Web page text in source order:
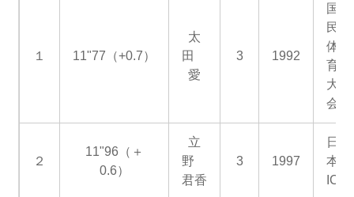
１ 11"77（+0.7）
太
田
愛
3 1992
国
民
体
育
大
会
２
11"96（＋
0.6）
立
野
君香
3 1997
日
本
IC